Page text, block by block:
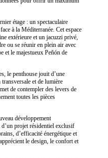
étage : un spectaculaire
à la Méditerranée. Cet espace
extérieure et un jacuzzi privé,
ou se réunir en plein air avec
et le majestueux Peñón de
le penthouse jouit d’une
et de lumière
de contempler des levers de
toutes les pièces
développement
projet résidentiel exclusif
d’efficacité énergétique et
le design, le confort et